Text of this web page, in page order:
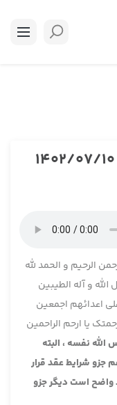
الرحیم و الحمد لله
و آله الطیبین
اعدائهم اجمعین
یا ارحم الراحمین
نفسه ، البته
شرایط عقد قرار
واضح است دیگر جزو